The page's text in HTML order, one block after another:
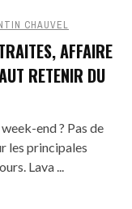
CHAUVEL
AFFAIRE
RETENIR DU
end ? Pas de
les principales
Lava ...